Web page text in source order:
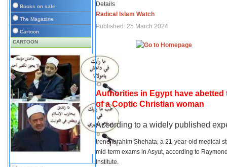
Books on sale
The Magazine
Cartoon
CARTOON
Details
Radical Islam Watch
Published: 25 March 2024
Authorities in Egypt have
of a Coptic Christian woman
According to a widely published
Irene Ibrahim Shehata, a 21-year-old medical
mid-term exams in Asyut, according to
Institute.